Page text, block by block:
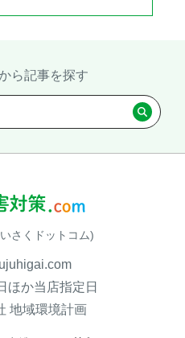
ら記事を探す
さくドットコム)
ほか当店指定日
地域環境計画